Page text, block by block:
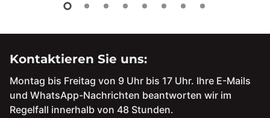
Kontaktieren Sie uns:
Montag bis Freitag von 9 Uhr bis 17 Uhr. Ihre E-Mails
und WhatsApp-Nachrichten beantworten wir im
Regelfall innerhalb von 48 Stunden.